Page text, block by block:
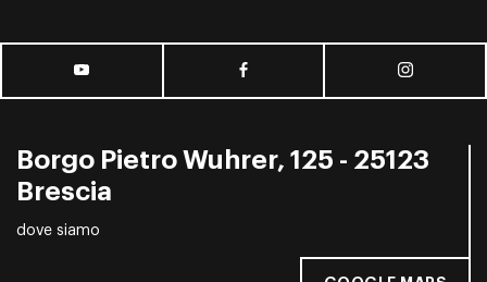
Borgo Pietro Wuhrer, 125 - 25123
Brescia
dove siamo